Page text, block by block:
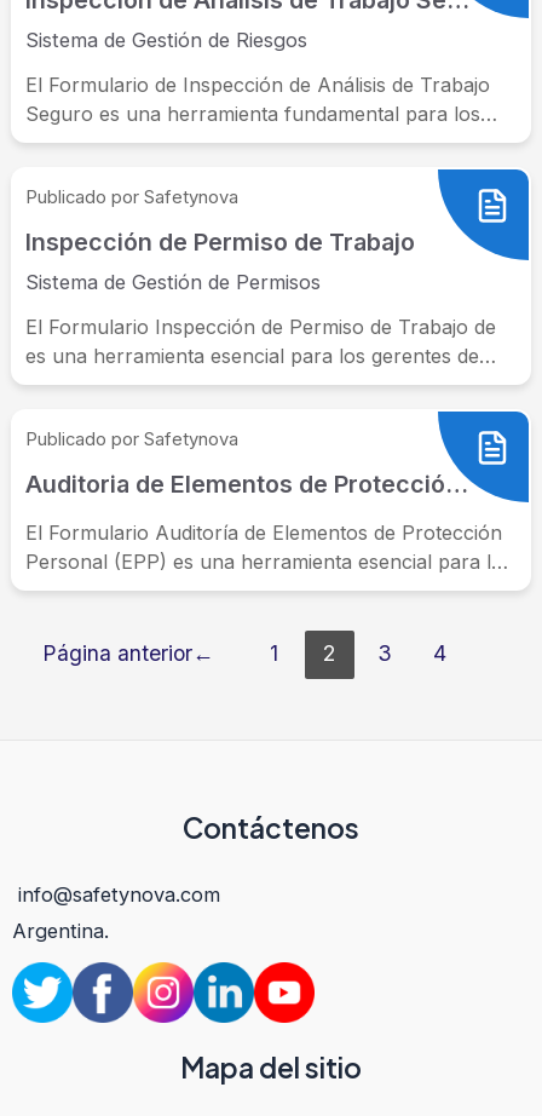
Sistema de Gestión de Riesgos
El Formulario de Inspección de Análisis de Trabajo
Seguro es una herramienta fundamental para los
gerentes de seguridad y salud...
Publicado por Safetynova
Inspección de Permiso de Trabajo
Sistema de Gestión de Permisos
El Formulario Inspección de Permiso de Trabajo de
es una herramienta esencial para los gerentes de
seguridad y salud en...
Publicado por Safetynova
Auditoria de Elementos de Protección Personal
El Formulario Auditoría de Elementos de Protección
Personal (EPP) es una herramienta esencial para los
gerentes de seguridad y salud...
Paginación
Página anterior 1 2 3 4
Contáctenos
info@safetynova.com
Argentina.
Mapa del sitio